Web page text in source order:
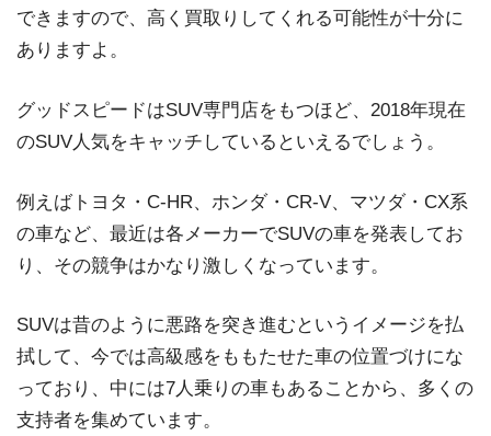
できますので、高く買取りしてくれる可能性が十分に
ありますよ。
グッドスピードはSUV専門店をもつほど、2018年現在
のSUV人気をキャッチしているといえるでしょう。
例えばトヨタ・C-HR、ホンダ・CR-V、マツダ・CX系
の車など、最近は各メーカーでSUVの車を発表してお
り、その競争はかなり激しくなっています。
SUVは昔のように悪路を突き進むというイメージを払
拭して、今では高級感をももたせた車の位置づけにな
っており、中には7人乗りの車もあることから、多くの
支持者を集めています。